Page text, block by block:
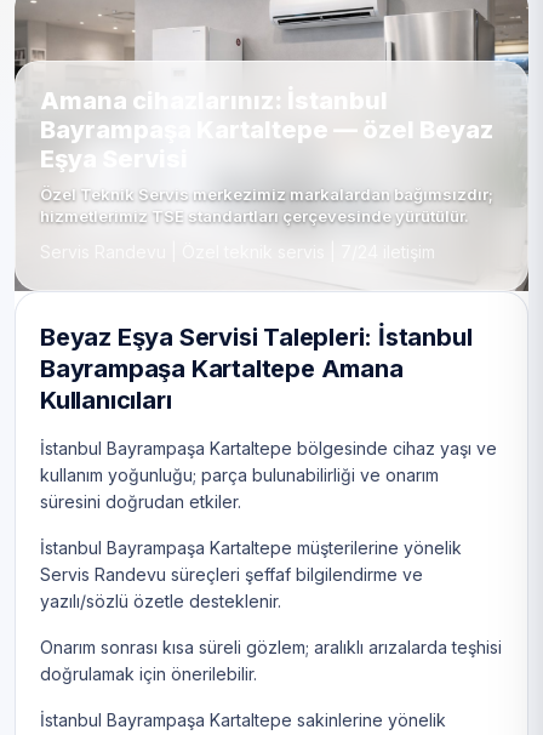
Amana cihazlarınız: İstanbul
Bayrampaşa Kartaltepe — özel Beyaz
Eşya Servisi
Özel Teknik Servis merkezimiz markalardan bağımsızdır;
hizmetlerimiz TSE standartları çerçevesinde yürütülür.
Servis Randevu | Özel teknik servis | 7/24 iletişim
Beyaz Eşya Servisi Talepleri: İstanbul
Bayrampaşa Kartaltepe Amana
Kullanıcıları
İstanbul Bayrampaşa Kartaltepe bölgesinde cihaz yaşı ve
kullanım yoğunluğu; parça bulunabilirliği ve onarım
süresini doğrudan etkiler.
İstanbul Bayrampaşa Kartaltepe müşterilerine yönelik
Servis Randevu süreçleri şeffaf bilgilendirme ve
yazılı/sözlü özetle desteklenir.
Onarım sonrası kısa süreli gözlem; aralıklı arızalarda teşhisi
doğrulamak için önerilebilir.
İstanbul Bayrampaşa Kartaltepe sakinlerine yönelik